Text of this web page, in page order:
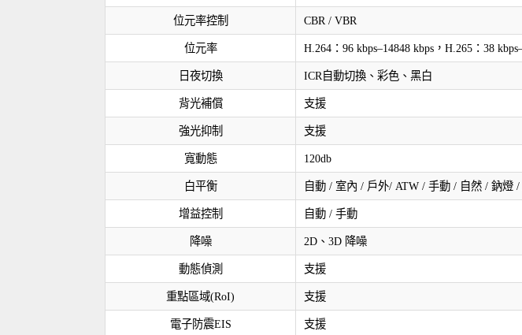
位元率控制 CBR / VBR
位元率 H.264：96 kbps–14848 kbps，H.265：38
日夜切換 ICR自動切換、彩色、黑白
背光補償 支援
強光抑制 支援
寬動態 120db
白平衡 自動 / 室內 / 戶外/ ATW / 手動 / 自然 / 鈉燈
增益控制 自動 / 手動
降噪 2D、3D 降噪
動態偵測 支援
重點區域(RoI) 支援
電子防震EIS 支援